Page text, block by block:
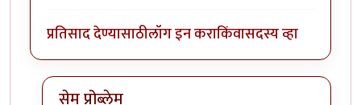
प्रतिसाद देण्यासाठीलॉग इन कराकिंवासदस्य व्हा